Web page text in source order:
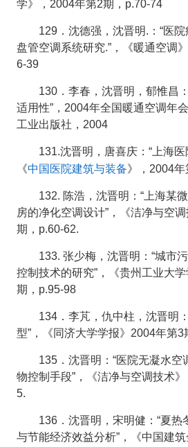
学》，2004年第2期，p.70-74
129．沈德强，沈晋明.：“医
盘管空调系统研究.”，《暖通空调
6-39
130．李春，沈晋明，郁惟昌
适用性”，2004年全国暖通空调年
工业出版社，2004
131.沈晋明，唐喜庆：“上海医
《中国医院建筑与装备》，2004
132. 陈浩，沈晋明：“上海某
房的净化空调设计”，《洁净与空
期，p.60-62.
133. 张少梅，沈晋明：“城市
控制技术的研究”，《贵州工业大
期，p.95-98
134．李芃，仇中柱，沈晋明
型”，《同济大学学报》2004年第3
135．沈晋明：“医院无凝水
物控制手段”，《洁净与空调技术
5.
136．沈晋明，宋明健：“夏热
与节能经济效益分析”，《中国建